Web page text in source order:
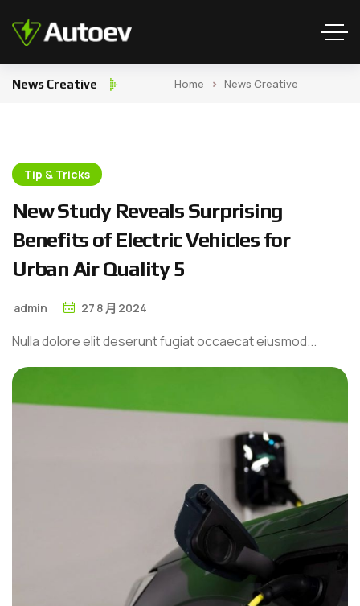
News Creative Home News Creative
Tip & Tricks
NewStudy Reveals Surprising
Benefits of ElectricVehicles for
Urban Air Quality 5
admin 27 8 月 2024
Nulla dolore elit deserunt fugiat occaecat eiusmod...